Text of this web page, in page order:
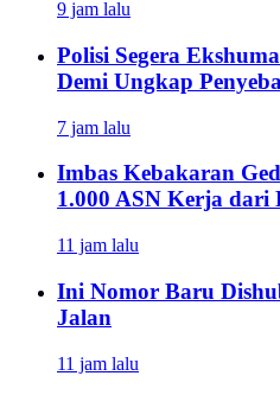
9 jam lalu
Polisi Segera
Demi Ungkap
7 jam lalu
Imbas Kebakaran
1.000 ASN Kerja dari
11 jam lalu
Ini Nomor Baru
Jalan
11 jam lalu